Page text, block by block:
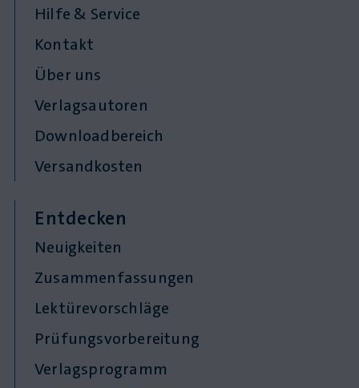
Hilfe & Service
Kontakt
Über uns
Verlagsautoren
Downloadbereich
Versandkosten
Entdecken
Neuigkeiten
Zusammenfassungen
Lektürevorschläge
Prüfungsvorbereitung
Verlagsprogramm